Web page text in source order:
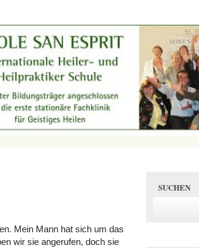
Mein Mann hat sich um das
wir sie angerufen, doch sie
SUCHEN